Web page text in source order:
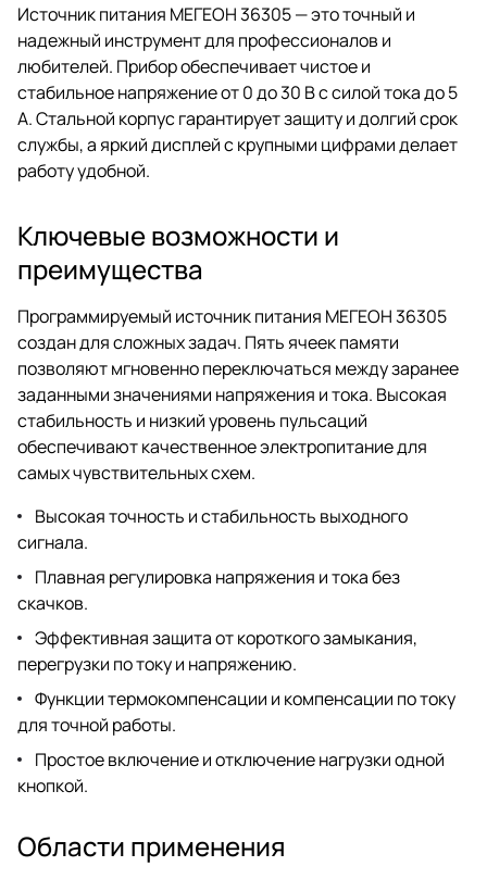
Источник питания МЕГЕОН 36305 — это точный и
надежный инструмент для профессионалов и
любителей. Прибор обеспечивает чистое и
стабильное напряжение от 0 до 30 В с силой тока до 5
А. Стальной корпус гарантирует защиту и долгий срок
службы, а яркий дисплей с крупными цифрами делает
работу удобной.
Ключевые возможности и
преимущества
Программируемый источник питания МЕГЕОН 36305
создан для сложных задач. Пять ячеек памяти
позволяют мгновенно переключаться между заранее
заданными значениями напряжения и тока. Высокая
стабильность и низкий уровень пульсаций
обеспечивают качественное электропитание для
самых чувствительных схем.
Высокая точность и стабильность выходного
сигнала.
Плавная регулировка напряжения и тока без
скачков.
Эффективная защита от короткого замыкания,
перегрузки по току и напряжению.
Функции термокомпенсации и компенсации по току
для точной работы.
Простое включение и отключение нагрузки одной
кнопкой.
Области применения